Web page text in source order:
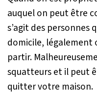
auquel on peut être
s’agit des
domicile, légalement
partir.
squatteurs et il peut
quitter votre maison.